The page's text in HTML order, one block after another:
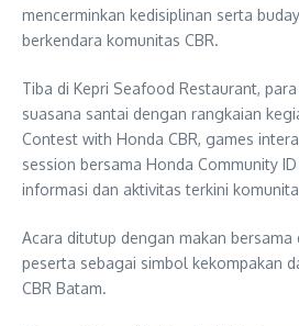
mencerminkan kedisiplinan serta
berkendara komunitas CBR.
Tiba di Kepri Seafood Restaurant,
suasana santai dengan rangkaian
Contest with Honda CBR, games
session bersama Honda Community
informasi dan aktivitas terkini
Acara ditutup dengan makan
peserta sebagai simbol kekompakan
CBR Batam.